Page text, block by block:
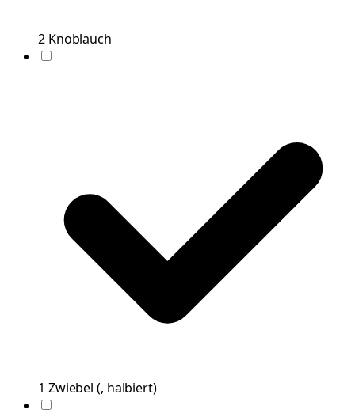
2 Knoblauch
1 Zwiebel (, halbiert)